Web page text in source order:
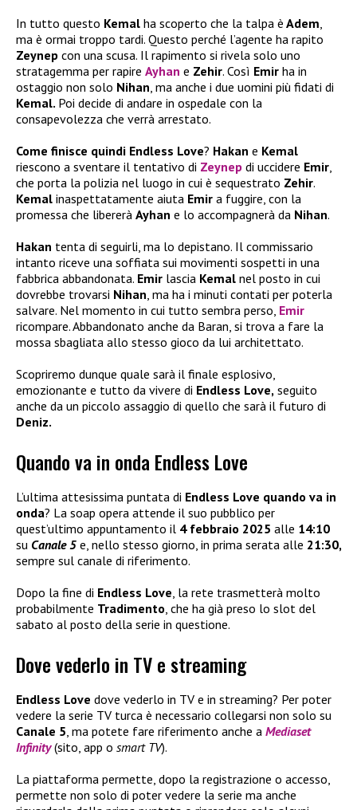
In tutto questo Kemal ha scoperto che la talpa è Adem
ma è ormai troppo tardi. Questo perché l’agente ha rapito
Zeynep con una scusa. Il rapimento si rivela solo uno
stratagemma per rapire Ayhan e Zehir. Così Emir ha in
ostaggio non solo Nihan , ma anche i due uomini più fidati di
Kemal. Poi decide di andare in ospedale con la
consapevolezza che verrà arrestato.
Come finisce quindi Endless Love? Hakan e Kemal
riescono a sventare il tentativo di Zeynep di uccidere Emir
che porta la polizia nel luogo in cui è sequestrato Zehir.
Kemal inaspettatamente aiuta Emir a fuggire, con la
promessa che libererà Ayhan e lo accompagnerà da Nihan.
Hakan tenta di seguirli, ma lo depistano. Il commissario
intanto riceve una soffiata sui movimenti sospetti in una
fabbrica abbandonata. Emir lascia Kemal nel posto in cui
dovrebbe trovarsi Nihan , ma ha i minuti contati per poterla
salvare. Nel momento in cui tutto sembra perso, Emir
ricompare. Abbandonato anche da Baran, si trova a fare la
mossa sbagliata allo stesso gioco da lui architettato.
Scopriremo dunque quale sarà il finale esplosivo,
emozionante e tutto da vivere di Endless Love, seguito
anche da un piccolo assaggio di quello che sarà il futuro di
Deniz.
Quando va in onda Endless Love
L’ultima attesissima puntata di Endless Love quando va in
onda? La soap opera attende il suo pubblico per
quest’ultimo appuntamento il 4 febbraio 2025 alle 14:10
su Canale 5 e, nello stesso giorno, in prima serata alle 21:30,
sempre sul canale di riferimento.
Dopo la fine di Endless Love, la rete trasmetterà molto
probabilmente Tradimento, che ha già preso lo slot del
sabato al posto della serie in questione.
Dove vederlo in TV e streaming
Endless Love dove vederlo in TV e in streaming? Per poter
vedere la serie TV turca è necessario collegarsi non solo su
Canale 5, ma potete fare riferimento anche a Mediaset
Infinity(sito, app o smart TV).
La piattaforma permette, dopo la registrazione o accesso,
permette non solo di poter vedere la serie ma anche